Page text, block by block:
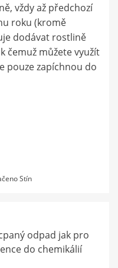
vždy až předchozí
roku (kromě
dodávat rostlině
čemuž můžete využít
pouze zapíchnou do
Stín
odpad jak pro
do chemikálií